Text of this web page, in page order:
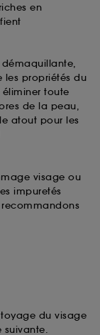
en
les propriétés du
toute
de la peau,
atout pour les
visage ou
impuretés
du visage
suivante.